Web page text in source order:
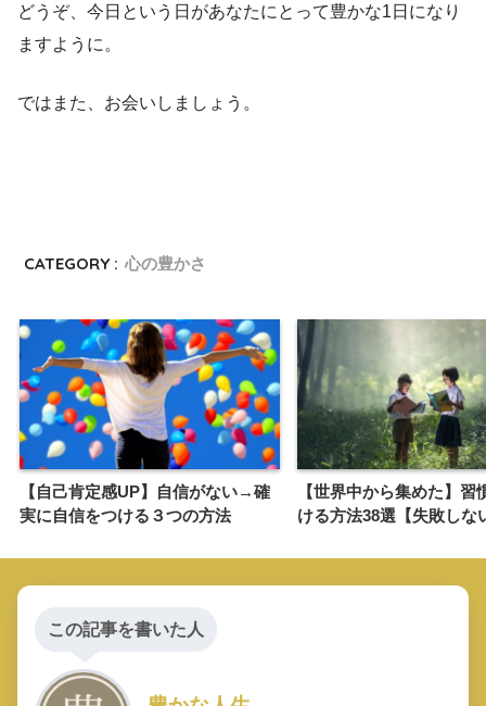
どうぞ、今日という日があなたにとって豊かな1日になり
ますように。
ではまた、お会いしましょう。
CATEGORY : 心の豊かさ
【自己肯定感UP】自信がない→確
実に自信をつける３つの方法
【世界中から集めた】習
ける方法38選【失敗しな
この記事を書いた人